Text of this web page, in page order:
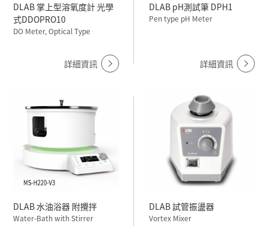
DLAB 掌上型溶氧度計 光學
式DDOPRO10
DO Meter, Optical Type
詳細資訊
DLAB pH測試筆 DPH1
Pen type pH Meter
詳細資訊
DLAB 水油浴器 附攪拌
Water-Bath with Stirrer
DLAB 試管振盪器
Vortex Mixer